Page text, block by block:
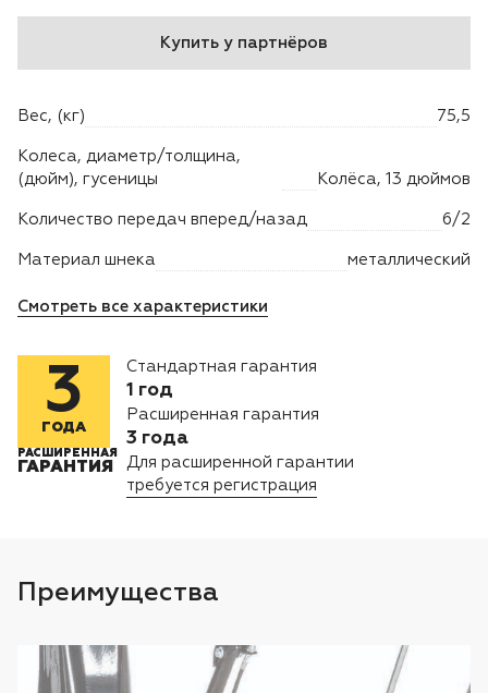
Аксессуары
Садовые ножницы
Дровоколы
Станки заточные
Лодочные моторы Toyama
Высоторезы
Купить у партнёров
Вес, (кг) 75,5
Колеса, диаметр/толщина,
(дюйм), гусеницы
Колёса, 13 дюймов
Количество передач вперед/назад 6/2
Материал шнека металлический
Смотреть все характеристики
3
ГОДА
РАСШИРЕННАЯ
ГАРАНТИЯ
Стандартная гарантия
1 год
Расширенная гарантия
3 года
Для расширенной гарантии
требуется регистрация
Преимущества